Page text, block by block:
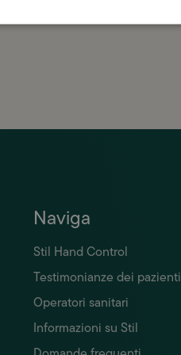
Naviga
Stil Hand Control
Testimonianze dei pazienti
Operatori sanitari
Informazioni su Stil